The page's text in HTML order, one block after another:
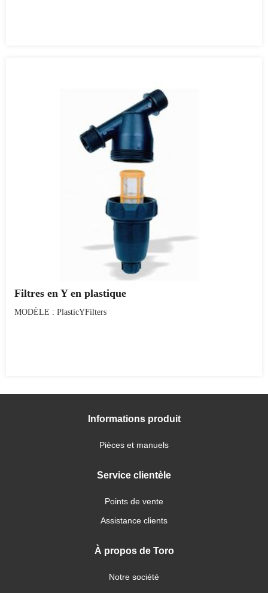
Filtres en Y en plastique
MODÈLE : PlasticYFilters
Informations produit
Pièces et manuels
Service clientèle
Points de vente
Assistance clients
À propos de Toro
Notre société